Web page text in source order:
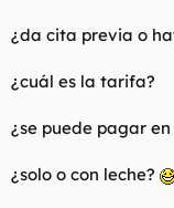
¿da cita previa o
¿cuál es la tarifa?
¿se puede pagar en
¿solo o con leche?